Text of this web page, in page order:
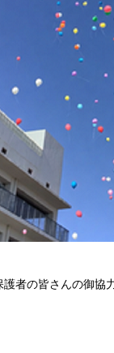
者の皆さんの御協